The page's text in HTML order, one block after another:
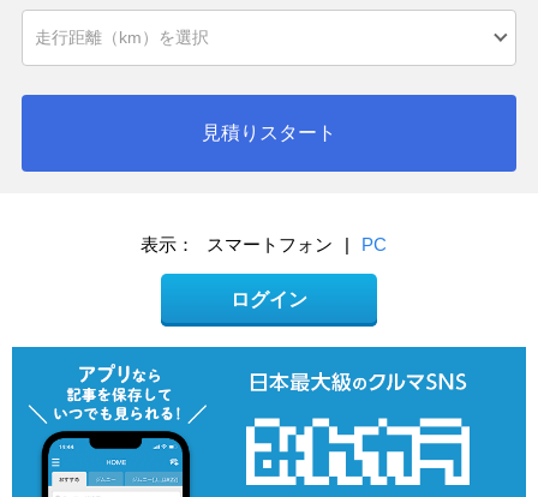
見積りスタート
表示： スマートフォン | PC
ログイン